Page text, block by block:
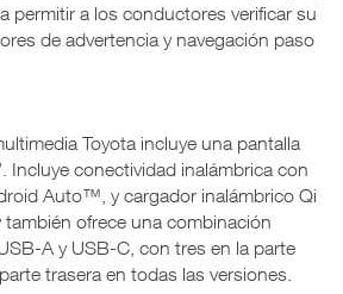
permitir a los conductores verificar su
de advertencia y navegación paso
Toyota incluye una pantalla
Incluye conectividad inalámbrica con
Auto™, y cargador inalámbrico Qi
también ofrece una combinación
A y USB-C, con tres en la parte
trasera en todas las versiones.